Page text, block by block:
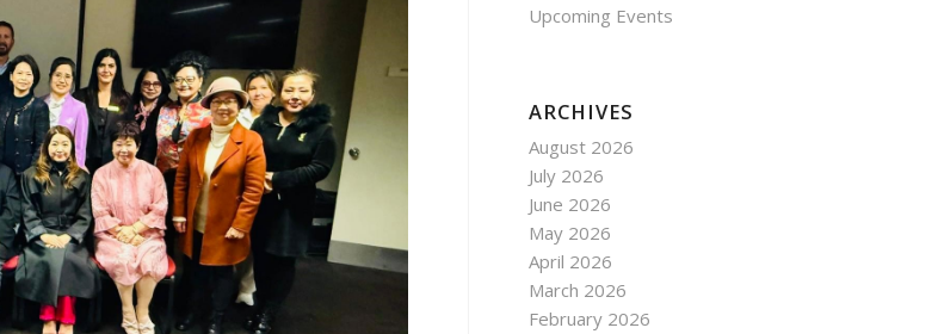
Upcoming Events
ARCHIVES
August 2026
July 2026
June 2026
May 2026
April 2026
March 2026
February 2026